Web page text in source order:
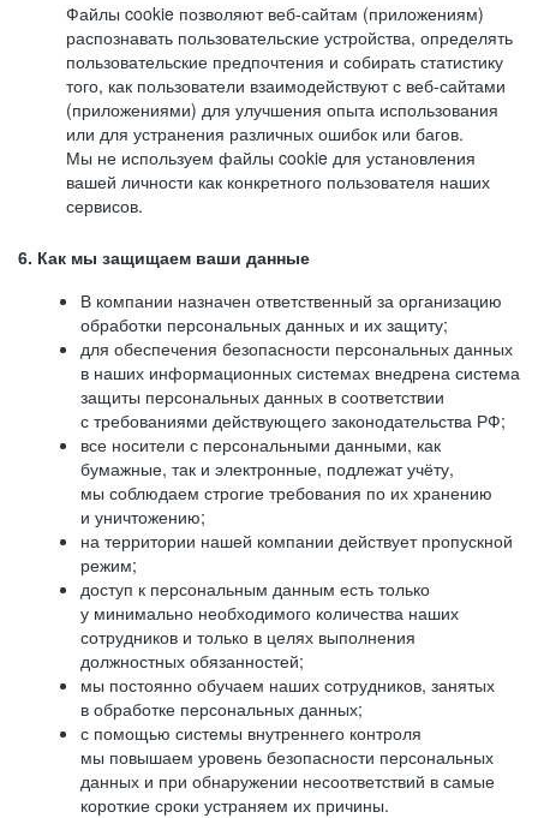
Файлы cookie позволяют веб-сайтам (приложениям)
распознавать пользовательские устройства, определять
пользовательские предпочтения и собирать статистику
того, как пользователи взаимодействуют с веб-сайтами
(приложениями) для улучшения опыта использования
или для устранения различных ошибок или багов.
Мы не используем файлы cookie для установления
вашей личности как конкретного пользователя наших
сервисов.
6. Как мы защищаем ваши данные
В компании назначен ответственный за организацию
обработки персональных данных и их защиту;
для обеспечения безопасности персональных данных
в наших информационных системах внедрена система
защиты персональных данных в соответствии
с требованиями действующего законодательства РФ;
все носители с персональными данными, как
бумажные, так и электронные, подлежат учёту,
мы соблюдаем строгие требования по их хранению
и уничтожению;
на территории нашей компании действует пропускной
режим;
доступ к персональным данным есть только
у минимально необходимого количества наших
сотрудников и только в целях выполнения
должностных обязанностей;
мы постоянно обучаем наших сотрудников, занятых
в обработке персональных данных;
с помощью системы внутреннего контроля
мы повышаем уровень безопасности персональных
данных и при обнаружении несоответствий в самые
короткие сроки устраняем их причины.